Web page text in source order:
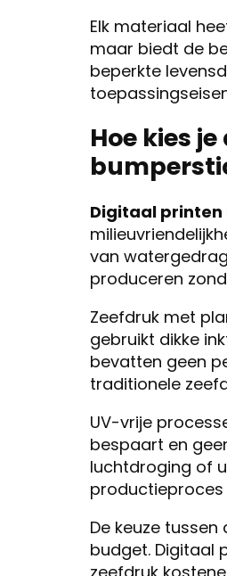
Elk materiaal
maar biedt de
beperkte
Hoe kies
Digitaal
van
produceren
Zeefdruk met
gebruikt dikke
bevatten geen
traditionele
UV-vrije
bespaart en
luchtdroging of
De keuze
budget. Digitaal